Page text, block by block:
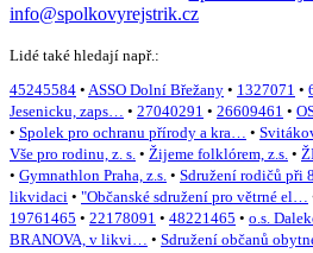
info@spolkovyrejstrik.cz
Lidé také hledají např.:
45245584 • ASSO Dolní Břežany • 1327071 •
Jesenicku, zaps… • 27040291 • 26609461 •
• Spolek pro ochranu přírody a kra… •
Vše pro rodinu, z. s. • Žijeme folklórem, z.s. •
• Gymnathlon Praha, z.s. • Sdružení rodičů při
likvidaci • "Občanské sdružení pro větrné el…
19761465 • 22178091 • 48221465 • o.s.
BRANOVA, v likvi… • Sdružení občanů